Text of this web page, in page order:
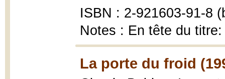
ISBN : 2-921603-91-8
Notes : En tête du
La porte du froid